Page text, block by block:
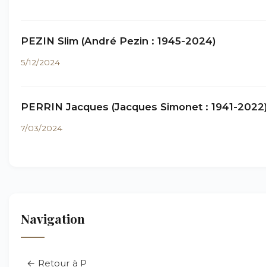
PEZIN Slim (André Pezin : 1945-2024)
5/12/2024
PERRIN Jacques (Jacques Simonet : 1941-
7/03/2024
Navigation
← Retour à P